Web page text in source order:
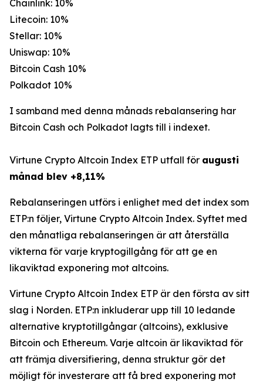
Chainlink: 10%
Litecoin: 10%
Stellar: 10%
Uniswap: 10%
Bitcoin Cash 10%
Polkadot 10%
I samband med denna månads rebalansering har
Bitcoin Cash och Polkadot lagts till i indexet.
Virtune Crypto Altcoin Index ETP utfall för augusti
månad blev +8,11%
Rebalanseringen utförs i enlighet med det index som
ETP:n följer, Virtune Crypto Altcoin Index. Syftet med
den månatliga rebalanseringen är att återställa
vikterna för varje kryptogillgång för att ge en
likaviktad exponering mot altcoins.
Virtune Crypto Altcoin Index ETP är den första av sitt
slag i Norden. ETP:n inkluderar upp till 10 ledande
alternative kryptotillgångar (altcoins), exklusive
Bitcoin och Ethereum. Varje altcoin är likaviktad för
att främja diversifiering, denna struktur gör det
möjligt för investerare att få bred exponering mot